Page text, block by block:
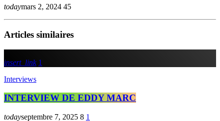
todaymars 2, 2024 45
Articles similaires
insert_link 1
Interviews
INTERVIEW DE EDDY MARC
todayseptembre 7, 2025 8 1